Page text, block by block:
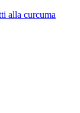
alla curcuma